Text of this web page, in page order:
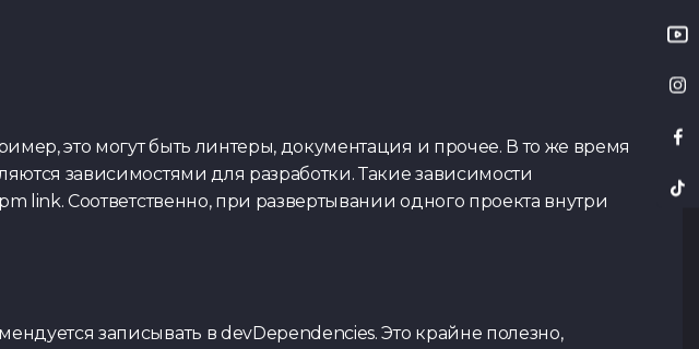
это могут быть линтеры, документация и прочее. В то же время
зависимостями для разработки. Такие зависимости
Соответственно, при развертывании одного проекта внутри
записывать в devDependencies. Это крайне полезно,